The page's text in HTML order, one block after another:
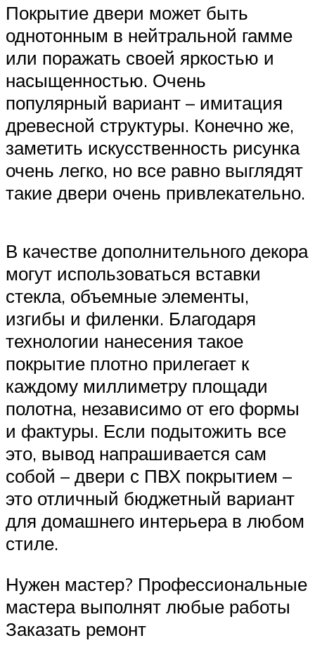
Покрытие двери может быть
однотонным в нейтральной гамме
или поражать своей яркостью и
насыщенностью. Очень
популярный вариант – имитация
древесной структуры. Конечно же,
заметить искусственность рисунка
очень легко, но все равно выглядят
такие двери очень привлекательно.
В качестве дополнительного декора
могут использоваться вставки
стекла, объемные элементы,
изгибы и филенки. Благодаря
технологии нанесения такое
покрытие плотно прилегает к
каждому миллиметру площади
полотна, независимо от его формы
и фактуры. Если подытожить все
это, вывод напрашивается сам
собой – двери с ПВХ покрытием –
это отличный бюджетный вариант
для домашнего интерьера в любом
стиле.
Нужен мастер? Профессиональные
мастера выполнят любые работы
Заказать ремонт